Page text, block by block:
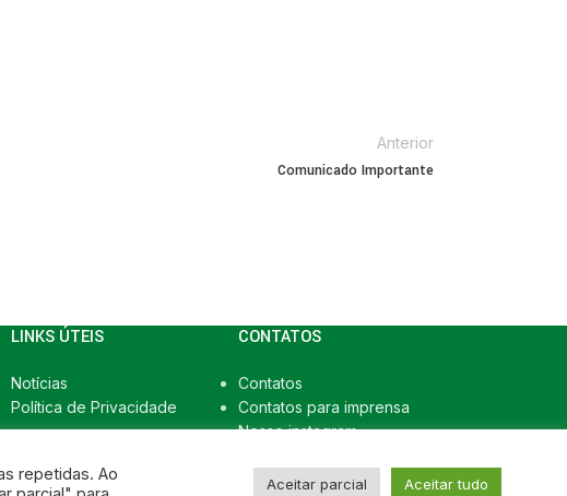
Anterior
Comunicado Importante
LINKS ÚTEIS
Notícias
Política de Privacidade
CONTATOS
Contatos
Contatos para imprensa
Nosso instagram
repetidas. Ao
Aceitar parcial Aceitar tudo